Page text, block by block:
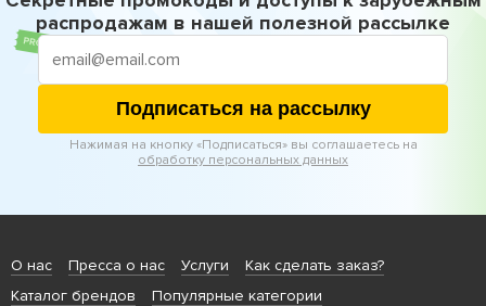
распродажам в нашей полезной рассылке
Подписаться на рассылку
Нажимая на кнопку «Подписаться» вы соглашаетесь на
обработку персональных данных
О нас Пресса о нас Услуги
Как сделать заказ?
Каталог брендов
Популярные категории